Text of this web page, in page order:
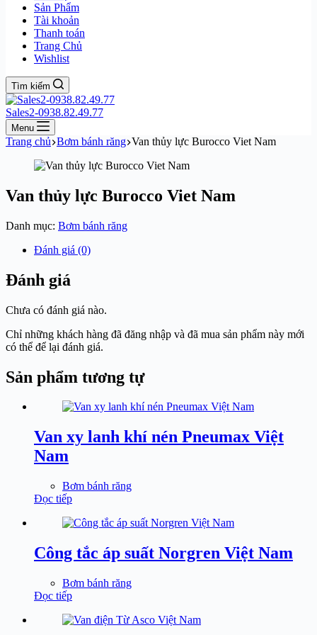
Sản Phẩm
Tài khoản
Thanh toán
Trang Chủ
Wishlist
Tìm kiếm
Sales2-0938.82.49.77
Menu
Trang chủ Bơm bánh răng Van thủy lực Burocco Viet Nam
Van thủy lực Burocco Viet Nam
Danh mục: Bơm bánh răng
Đánh giá (0)
Đánh giá
Chưa có đánh giá nào.
Chỉ những khách hàng đã đăng nhập và đã mua sản phẩm này mới
có thể để lại đánh giá.
Sản phẩm tương tự
Van xy lanh khí nén Pneumax Việt
Nam
Bơm bánh răng
Đọc tiếp
Công tắc áp suất Norgren Việt Nam
Bơm bánh răng
Đọc tiếp